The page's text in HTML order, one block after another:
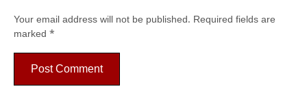
Your email address will not be published. Required fields are
marked *